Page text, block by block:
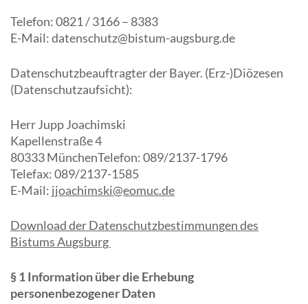
Telefon: 0821 / 3166 – 8383
E-Mail: datenschutz@bistum-augsburg.de
Datenschutzbeauftragter der Bayer. (Erz-)Diözesen
(Datenschutzaufsicht):
Herr Jupp Joachimski
Kapellenstraße 4
80333 MünchenTelefon: 089/2137-1796
Telefax: 089/2137-1585
E-Mail: jjoachimski@eomuc.de
Download der Datenschutzbestimmungen des
Bistums Augsburg
§ 1 Information über die Erhebung
personenbezogener Daten